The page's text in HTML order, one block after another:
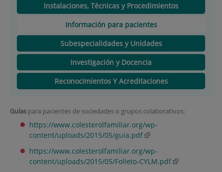
Instalaciones, Técnicas y Procedimientos
Información para pacientes
Subespecialidades y Unidades
Investigación y Docencia
Reconocimientos Y Acreditaciones
Guíaspara pacientes de sociedades o grupos colaborativos:
https://www.colesterolfamiliar.org/wp-
content/uploads/2015/05/guia.pdf
https://www.colesterolfamiliar.org/wp-
content/uploads/2015/05/Folleto-CYLM.pdf